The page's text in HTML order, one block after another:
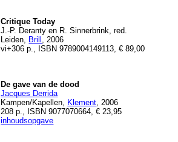
Critique Today
J.-P. Deranty en R.Sinnerbrink, red.
Leiden, Brill , 2006
vi+306 p., ISBN 9789004149113, € 89,00
De gave van de dood
Jacques Derrida
Kampen/Kapellen, Klement, 2006
208 p., ISBN 9077070664, € 23,95
inhoudsopgave